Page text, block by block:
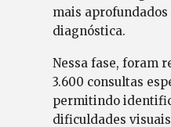
mais
diagnóstica.
Nessa fase, foram
3.600 consultas
permitindo
dificuldades